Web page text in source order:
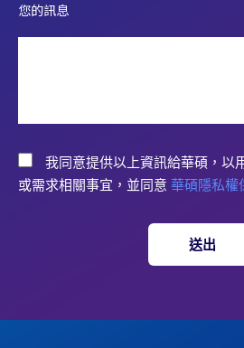
您的訊息
我同意提供以上資訊給華碩，以
或需求相關事宜，並同意 華碩隱私權
送出